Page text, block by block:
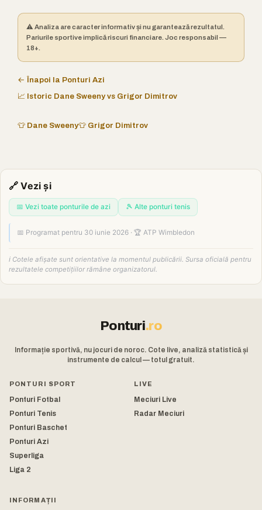
⚠️ Analiza are caracter informativ și nu garantează rezultatul.
Pariurile sportive implică riscuri financiare. Joc responsabil —
18+.
← Înapoi la Ponturi Azi
📈 Istoric Dane Sweeny vs Grigor Dimitrov
👕 Dane Sweeny👕 Grigor Dimitrov
🔗 Vezi și
📅 Vezi toate ponturile de azi 🎾 Alte ponturi tenis
📅 Programat pentru 30 iunie 2026 · 🏆 ATP Wimbledon
ℹ️ Cotele afișate sunt orientative la momentul publicării. Sursa oficială pentru
rezultatele competițiilor rămâne organizatorul.
Ponturi.ro
Informație sportivă, nu jocuri de noroc. Cote live, analiză statistică și
instrumente de calcul — totul gratuit.
PONTURI SPORT
Ponturi Fotbal
Ponturi Tenis
Ponturi Baschet
Ponturi Azi
Superliga
Liga 2
LIVE
Meciuri Live
Radar Meciuri
INFORMAȚII